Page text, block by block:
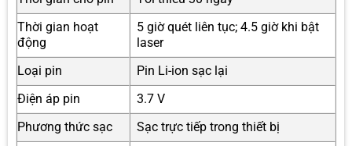
Thời gian hoạt
động
5 giờ quét liên tục; 4.5 giờ khi bật
laser
Loại pin
Pin Li-ion sạc lại
Điện áp pin
3.7 V
Phương thức sạc
Sạc trực tiếp trong thiết bị